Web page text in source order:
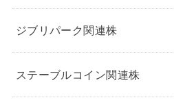
ジブリパーク関連株
ステーブルコイン関連株